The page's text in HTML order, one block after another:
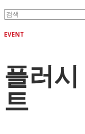
EVENT
플러
트